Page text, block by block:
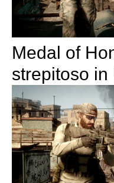
Medal of
strepitoso in